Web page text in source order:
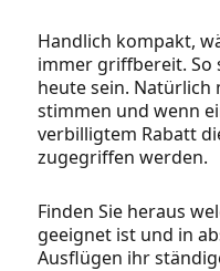
Handlich kompakt,
immer griffbereit. So
heute sein. Natürlich
stimmen und wenn
verbilligtem Rabatt
zugegriffen werden.
Finden Sie heraus
geeignet ist und in
Ausflügen ihr